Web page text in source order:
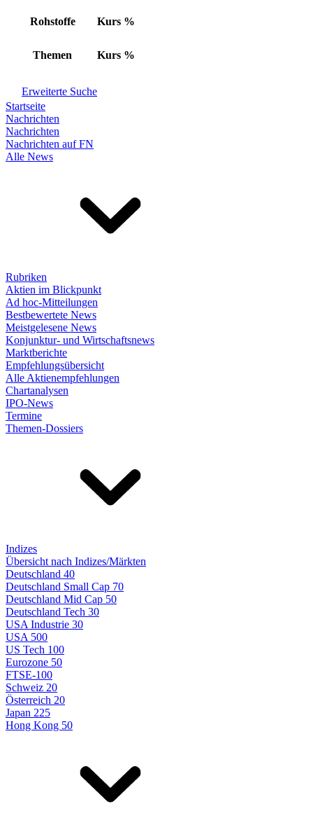
Rohstoffe Kurs %
Themen Kurs %
Erweiterte Suche
Startseite
Nachrichten
Nachrichten
Nachrichten auf FN
Alle News
Rubriken
Aktien im Blickpunkt
Ad hoc-Mitteilungen
Bestbewertete News
Meistgelesene News
Konjunktur- und Wirtschaftsnews
Marktberichte
Empfehlungsübersicht
Alle Aktienempfehlungen
Chartanalysen
IPO-News
Termine
Themen-Dossiers
Indizes
Übersicht nach Indizes/Märkten
Deutschland 40
Deutschland Small Cap 70
Deutschland Mid Cap 50
Deutschland Tech 30
USA Industrie 30
USA 500
US Tech 100
Eurozone 50
FTSE-100
Schweiz 20
Österreich 20
Japan 225
Hong Kong 50